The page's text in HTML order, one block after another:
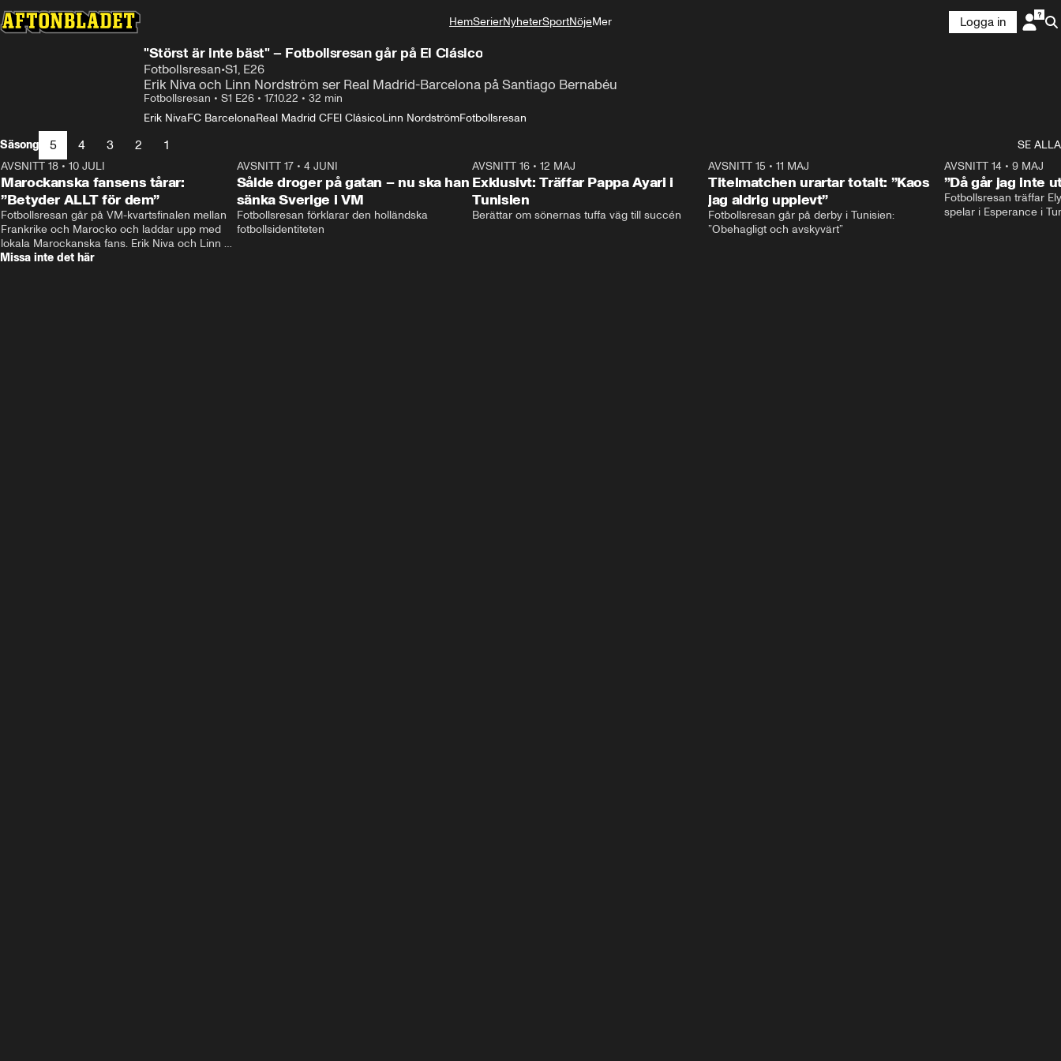
HemSerierNyheterSportNöjeMer
Logga in
"Störst är inte bäst" – Fotbollsresan går på El Clásico
Fotbollsresan•S1, E26
Erik Niva och Linn Nordström ser Real Madrid-Barcelona på Santiago Bernabéu
Fotbollsresan • S1 E26 • 17.10.22 • 32 min
Erik NivaFC BarcelonaReal Madrid CFEl ClásicoLinn NordströmFotbollsresan
Säsong
5 4 3 2 1
SE ALLA
AVSNITT 18 • 10 JULI
Marockanska fansens tårar:
”Betyder ALLT för dem”
Fotbollsresan går på VM-kvartsfinalen mellan
Frankrike och Marocko och laddar upp med
lokala Marockanska fans. Erik Niva och Linn
Nordström möts av stimmig frukost, tutande
1:01:08
AVSNITT 17• 4 JUNI
Sålde droger på gatan – nu ska han
sänka Sverige i VM
Fotbollsresan förklarar den holländska
fotbollsidentiteten
AVSNITT 16 •12 MAJ
Exklusivt: Träffar Pappa Ayari i
Tunisien
Berättar om sönernas tuffa väg till succén
AVSNITT 15 • 11 MAJ
Titelmatchen urartar totalt: ”Kaos
jag aldrig upplevt”
Fotbollsresan går på derby i Tunisien:
”Obehagligt och avskyvärt”
AVSNITT 14• 9 MAJ
”Då går jag inte
Fotbollsresan träffar
Missa inte det här